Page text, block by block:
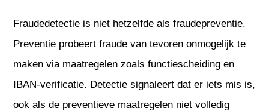
Fraudedetectie is niet hetzelfde als fraudepreventie.
Preventie probeert fraude van tevoren onmogelijk te
maken via maatregelen zoals functiescheiding en
IBAN-verificatie. Detectie signaleert dat er iets mis is,
ook als de preventieve maatregelen niet volledig